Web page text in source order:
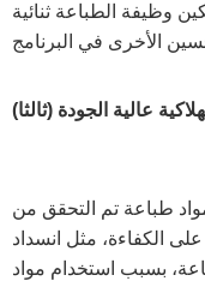
وظيفة الطباعة ثنائية
عالية الجودة
طباعة تم التحقق من
على الكفاءة، مثل انسداد
بسبب استخدام مواد